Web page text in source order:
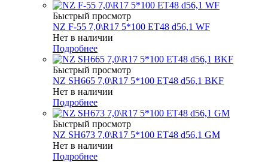
Быстрый просмотр
NZ F-55 7,0\R17 5*100 ET48 d56,1 WF
Нет в наличии
Подробнее
Быстрый просмотр
NZ SH665 7,0\R17 5*100 ET48 d56,1 BKF
Нет в наличии
Подробнее
Быстрый просмотр
NZ SH673 7,0\R17 5*100 ET48 d56,1 GM
Нет в наличии
Подробнее